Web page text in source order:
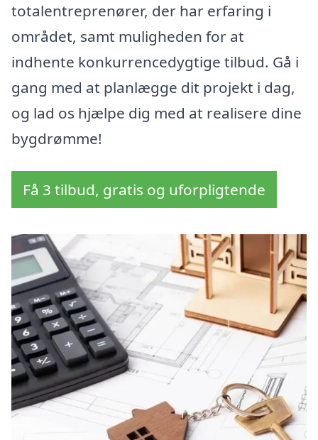
totalentreprenører, der har erfaring i
området, samt muligheden for at
indhente konkurrencedygtige tilbud. Gå i
gang med at planlægge dit projekt i dag,
og lad os hjælpe dig med at realisere dine
bygdrømme!
Få 3 tilbud, gratis og uforpligtende